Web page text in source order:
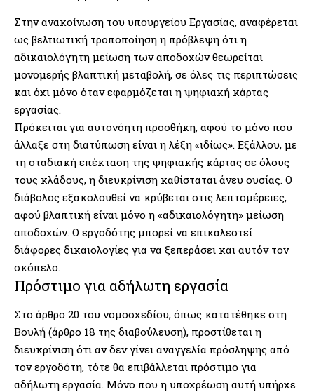
Στην ανακοίνωση του υπουργείου Εργασίας, αναφέρεται
ως βελτιωτική τροποποίηση η πρόβλεψη ότι η
αδικαιολόγητη μείωση των αποδοχών θεωρείται
μονομερής βλαπτική μεταβολή, σε όλες τις περιπτώσεις
και όχι μόνο όταν εφαρμόζεται η ψηφιακή κάρτας
εργασίας.
Πρόκειται για αυτονόητη προσθήκη, αφού το μόνο που
άλλαξε στη διατύπωση είναι η λέξη «ιδίως». Εξάλλου, με
τη σταδιακή επέκταση της ψηφιακής κάρτας σε όλους
τους κλάδους, η διευκρίνιση καθίσταται άνευ ουσίας. Ο
διάβολος εξακολουθεί να κρύβεται στις λεπτομέρειες,
αφού βλαπτική είναι μόνο η «αδικαιολόγητη» μείωση
αποδοχών. Ο εργοδότης μπορεί να επικαλεστεί
διάφορες δικαιολογίες για να ξεπεράσει και αυτόν τον
σκόπελο.
Πρόστιμο για αδήλωτη εργασία
Στο άρθρο 20 του νομοσχεδίου, όπως κατατέθηκε στη
Βουλή (άρθρο 18 της διαβούλευση), προστίθεται η
διευκρίνιση ότι αν δεν γίνει αναγγελία πρόσληψης από
τον εργοδότη, τότε θα επιβάλλεται πρόστιμο για
αδήλωτη εργασία. Μόνο που η υποχρέωση αυτή υπήρχε